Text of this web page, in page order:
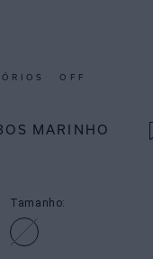
OFF
MARINHO
Tamanho: